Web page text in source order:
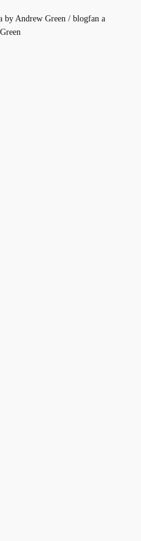
by Andrew Green / blogfan a